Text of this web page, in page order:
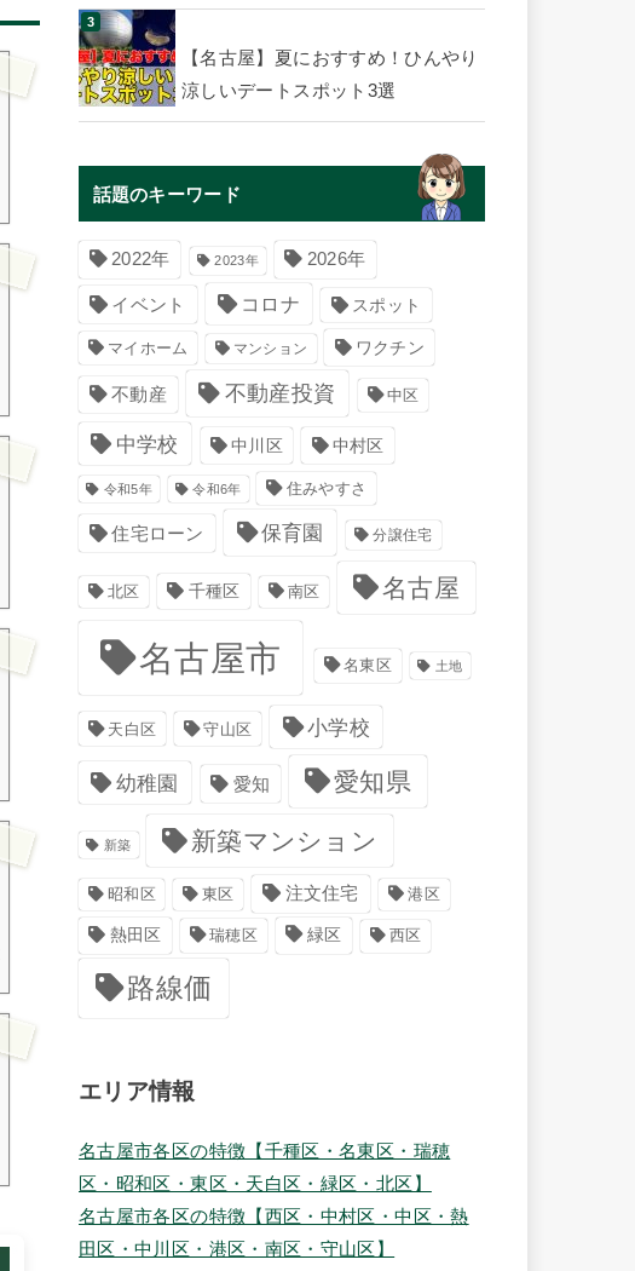
【名古屋】夏におすすめ！ひんやり
涼しいデートスポット3選
話題のキーワード
2022年 2023年 2026年
イベント コロナ スポット
マイホーム マンション ワクチン
不動産 不動産投資 中区
中学校 中川区 中村区
令和5年 令和6年 住みやすさ
住宅ローン 保育園 分譲住宅
北区 千種区 南区 名古屋
名古屋市 名東区 土地
天白区 守山区 小学校
幼稚園 愛知 愛知県
新築 新築マンション
昭和区 東区 注文住宅 港区
熱田区 瑞穂区 緑区 西区
路線価
エリア情報
名古屋市各区の特徴【千種区・名東区・瑞穂
区・昭和区・東区・天白区・緑区・北区】
名古屋市各区の特徴【西区・中村区・中区・熱
田区・中川区・港区・南区・守山区】